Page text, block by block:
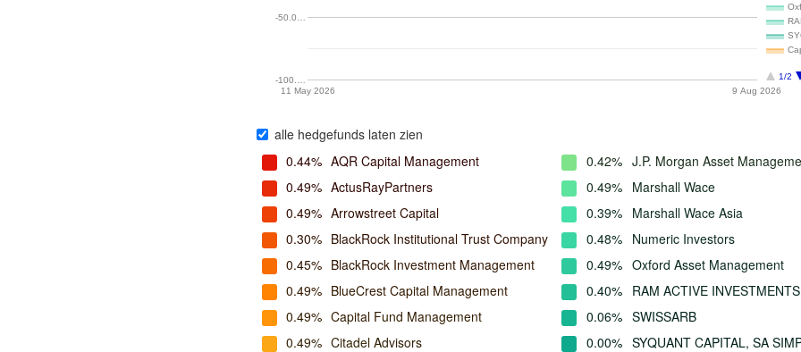
1/2
11 May 2026
9 Aug 2026
-100.…
-50.0…
alle hedgefunds laten zien
0.44% AQR Capital Management
0.49% ActusRayPartners
0.49% Arrowstreet Capital
0.30% BlackRock Institutional Trust Company
0.45% BlackRock Investment Management
0.49% BlueCrest Capital Management
0.49% Capital Fund Management
0.49% Citadel Advisors
0.42% J.P. Morgan Asset
0.49% Marshall Wace
0.39% Marshall Wace Asia
0.48% Numeric Investors
0.49% Oxford Asset Management
0.40% RAM ACTIVE INVESTMENTS
0.06% SWISSARB
0.00% SYQUANT CAPITAL, SA